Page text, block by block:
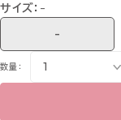
サイズ： -
-
数量：